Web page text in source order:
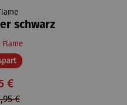
schwarz
Rabatt
€
€